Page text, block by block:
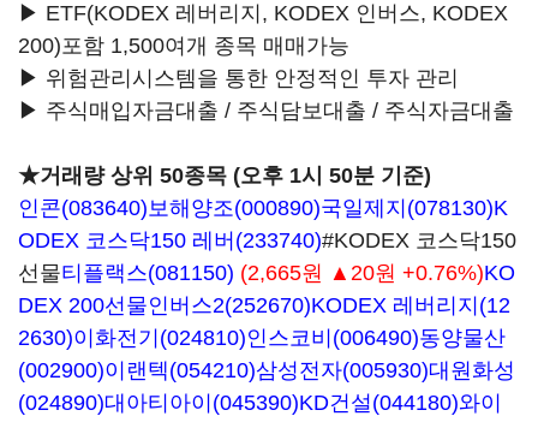
▶ ETF(KODEX 레버리지, KODEX 인버스, KODEX
200)포함 1,500여개 종목 매매가능
▶ 위험관리시스템을 통한 안정적인 투자 관리
▶ 주식매입자금대출 / 주식담보대출 / 주식자금대출
★거래량 상위 50종목 (오후 1시 50분 기준)
인콘(083640)보해양조(000890)국일제지(078130)K
ODEX 코스닥150 레버(233740)#KODEX 코스닥150
선물티플랙스(081150) (2,665원 ▲20원 +0.76%)KO
DEX 200선물인버스2(252670)KODEX 레버리지(12
2630)이화전기(024810)인스코비(006490)동양물산
(002900)이랜텍(054210)삼성전자(005930)대원화성
(024890)대아티아이(045390)KD건설(044180)와이